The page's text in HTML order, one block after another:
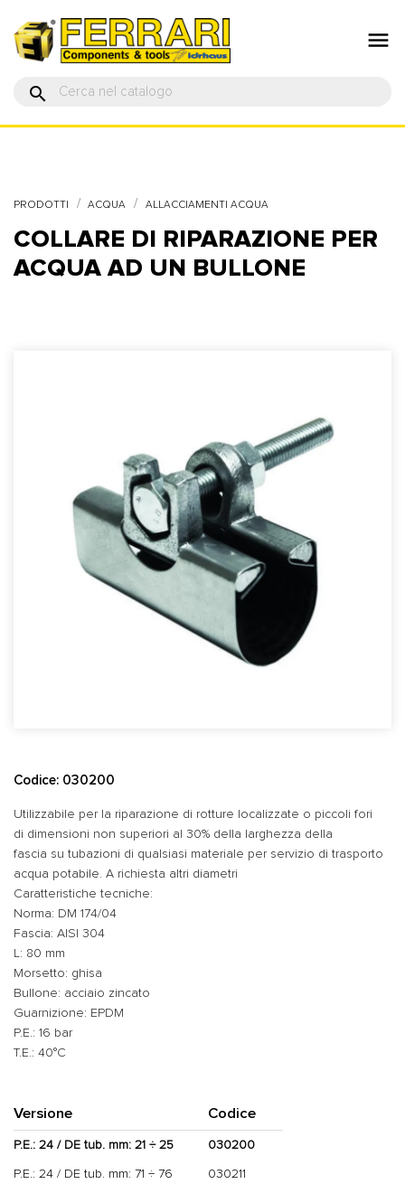

search
PRODOTTI ACQUA ALLACCIAMENTI ACQUA
COLLARE DI RIPARAZIONE PER
ACQUA AD UN BULLONE
Codice: 030200
Utilizzabile per la riparazione di rotture localizzate o piccoli fori
di dimensioni non superiori al 30% della larghezza della
fascia su tubazioni di qualsiasi materiale per servizio di trasporto
acqua potabile. A richiesta altri diametri
Caratteristiche tecniche:
Norma: DM 174/04
Fascia: AISI 304
L: 80 mm
Morsetto: ghisa
Bullone: acciaio zincato
Guarnizione: EPDM
P.E.: 16 bar
T.E.: 40°C
Versione Codice
P.E.: 24 / DE tub. mm: 21 ÷ 25
030200
P.E.: 24 / DE tub. mm: 71 ÷ 76
030211